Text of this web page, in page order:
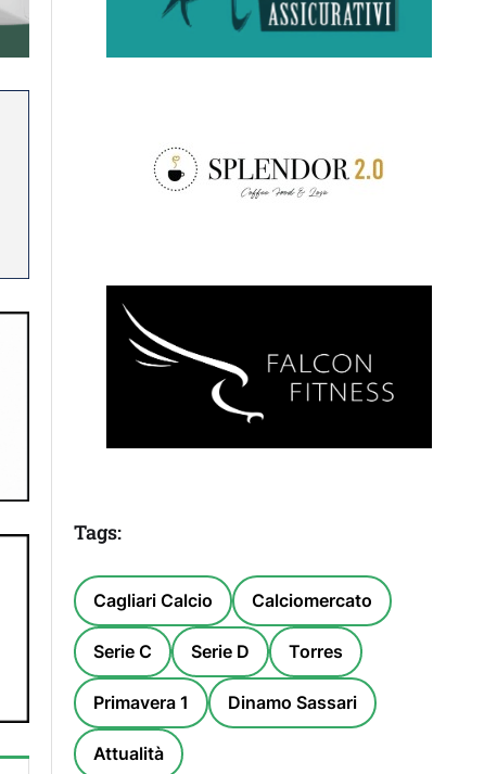
Tags:
Cagliari Calcio Calciomercato
Serie C Serie D Torres
Primavera 1 Dinamo Sassari
Attualità